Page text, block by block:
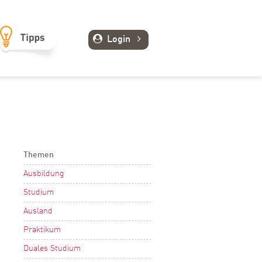
Login
Themen
Ausbildung
Studium
Ausland
Praktikum
Duales Studium